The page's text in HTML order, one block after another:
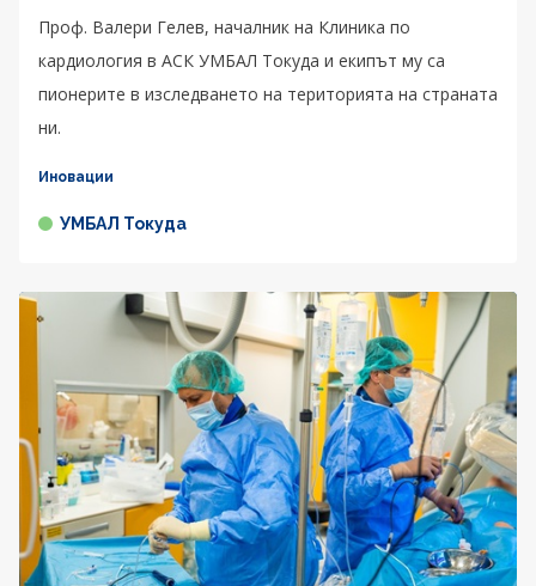
Проф. Валери Гелев, началник на Клиника по
кардиология в АСК УМБАЛ Токуда и екипът му са
пионерите в изследването на територията на страната
ни.
Иновации
УМБАЛ Токуда